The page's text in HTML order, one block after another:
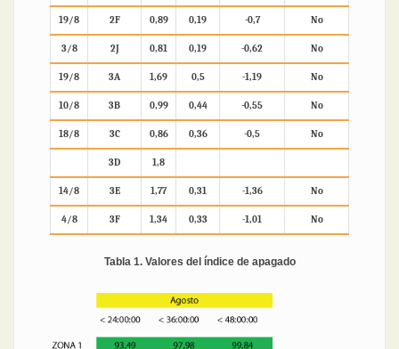
19/8 2F 0,89 0,19 -0,7 No
3/8 2J 0,81 0,19 -0,62 No
19/8 3A 1,69 0,5 -1,19 No
10/8 3B 0,99 0,44 -0,55 No
18/8 3C 0,86 0,36 -0,5 No
3D 1,8
14/8 3E 1,77 0,31 -1,36 No
4/8 3F 1,34 0,33 -1,01 No
Tabla 1. Valores del índice de apagado